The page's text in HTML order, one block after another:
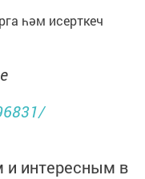
һәм исерткеч
интересным в